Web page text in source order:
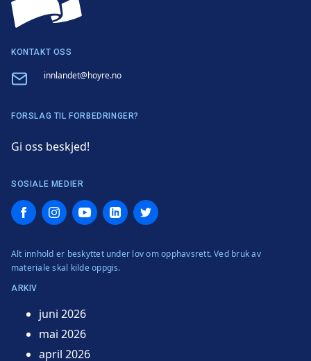
KONTAKT OSS
Email innlandet@hoyre.no
FORSLAG TIL FORBEDRINGER?
Gi oss beskjed!
SOSIALE MEDIER
FacebookInstagramYouTubeLinkedInTwitter
Alt innhold er beskyttet under lov om opphavsrett. Ved bruk av
materiale skal kilde oppgis.
ARKIV
juni 2026
mai 2026
april 2026